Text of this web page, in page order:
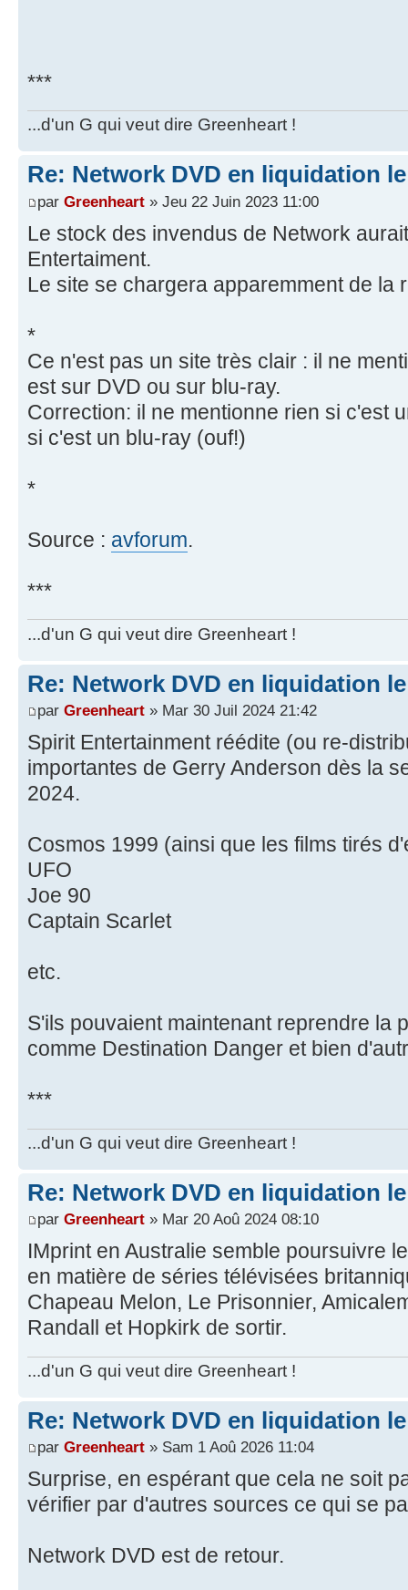
***
...d'un G qui veut dire Greenheart !
Re: Network DVD en liquidation le
par Greenheart » Jeu 22 Juin 2023 11:00
Le stock des invendus de Network
Entertaiment.
Le site se chargera apparemment de la
*
Ce n'est pas un site très clair : il ne
est sur DVD ou sur blu-ray.
Correction: il ne mentionne rien si c'est
si c'est un blu-ray (ouf!)
*
Source : avforum.
***
...d'un G qui veut dire Greenheart !
Re: Network DVD en liquidation le
par Greenheart » Mar 30 Juil 2024 21:42
Spirit Entertainment réédite (ou re-
importantes de Gerry Anderson dès la
2024.
Cosmos 1999 (ainsi que les films tirés
UFO
Joe 90
Captain Scarlet
etc.
S'ils pouvaient maintenant reprendre la
comme Destination Danger et bien
***
...d'un G qui veut dire Greenheart !
Re: Network DVD en liquidation le
par Greenheart » Mar 20 Aoû 2024 08:10
IMprint en Australie semble poursuivre
en matière de séries télévisées
Chapeau Melon, Le Prisonnier,
Randall et Hopkirk de sortir.
...d'un G qui veut dire Greenheart !
Re: Network DVD en liquidation le
par Greenheart » Sam 1 Aoû 2026 11:04
Surprise, en espérant que cela ne soit
vérifier par d'autres sources ce qui se
Network DVD est de retour.